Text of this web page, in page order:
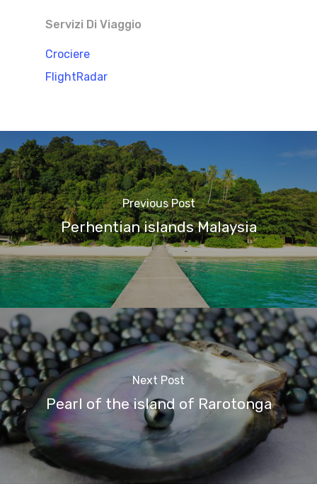
Servizi Di Viaggio
Crociere
FlightRadar
Previous Post
Perhentian islands Malaysia
Next Post
Pearl of the island of Rarotonga